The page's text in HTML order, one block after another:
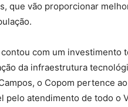
que vão proporcionar
com um investimento
da infraestrutura
o Copom pertence ao
pelo atendimento de todo o